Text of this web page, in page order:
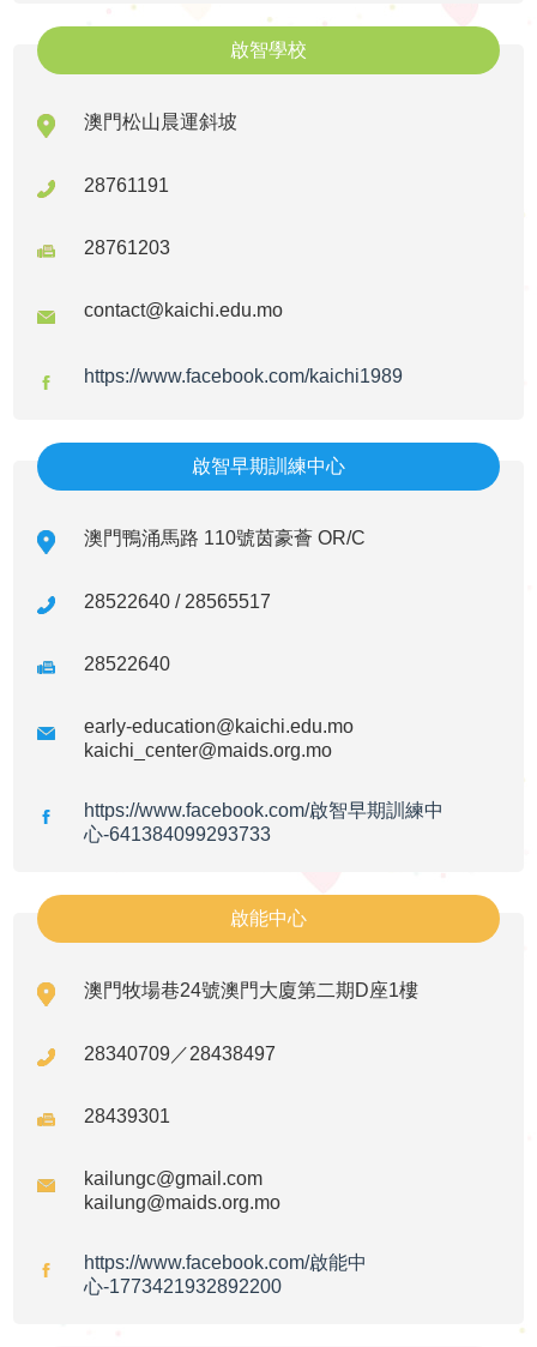
展
示
影
片
機
構
啟智早期訓練中心
啟康中心
支
持
我
會
們
相關鏈接
啟智學校
澳門松山晨運斜坡
28761191
28761203
contact@kaichi.edu.mo
https://www.facebook.com/kaichi1989
啟智早期訓練中心
澳門鴨涌馬路 110號茵豪薈 OR/C
28522640 / 28565517
28522640
early-education@kaichi.edu.mo
kaichi_center@maids.org.mo
https://www.facebook.com/啟智早期訓練中
心-641384099293733
啟能中心
澳門牧場巷24號澳門大廈第二期D座1樓
28340709／28438497
28439301
kailungc@gmail.com
kailung@maids.org.mo
https://www.facebook.com/啟能中
心-1773421932892200